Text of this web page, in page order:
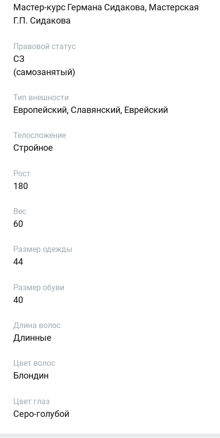
Мастер-курс Германа Сидакова, Мастерская
Г.П. Сидакова
Правовой статус
СЗ
(самозанятый)
Тип внешности
Европейский, Славянский, Еврейский
Телосложение
Стройное
Рост
180
Вес
60
Размер одежды
44
Размер обуви
40
Длина волос
Длинные
Цвет волос
Блондин
Цвет глаз
Серо-голубой